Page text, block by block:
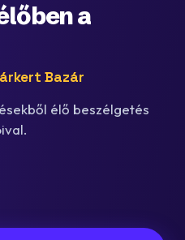
a
Bazár
élő beszélgetés